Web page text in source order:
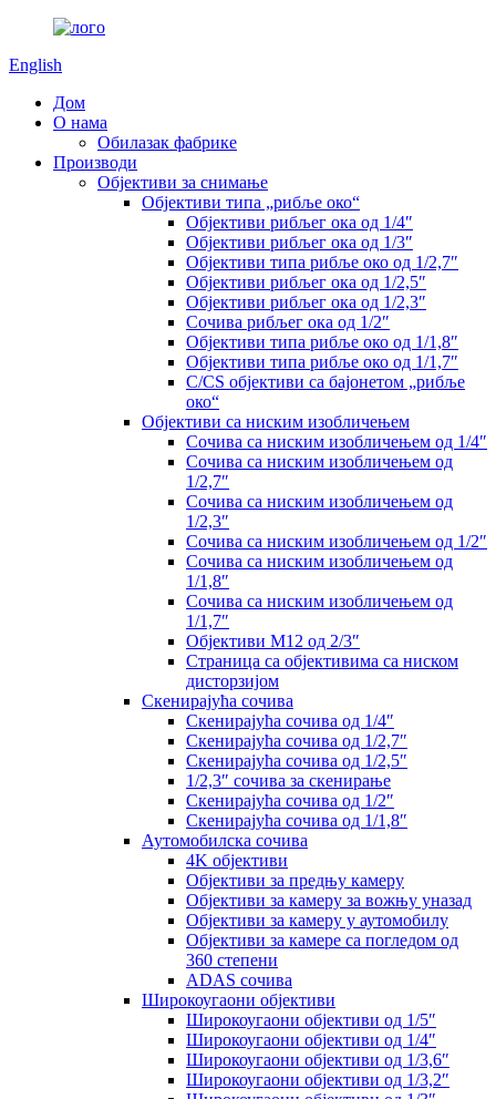
English
Дом
О нама
Обилазак фабрике
Производи
Објективи за снимање
Објективи типа „рибље око“
Објективи рибљег ока од 1/4″
Објективи рибљег ока од 1/3″
Објективи типа рибље око од 1/2,7″
Објективи рибљег ока од 1/2,5″
Објективи рибљег ока од 1/2,3″
Сочива рибљег ока од 1/2″
Објективи типа рибље око од 1/1,8″
Објективи типа рибље око од 1/1,7″
C/CS објективи са бајонетом „рибље
око“
Објективи са ниским изобличењем
Сочива са ниским изобличењем од 1/4″
Сочива са ниским изобличењем од
1/2,7″
Сочива са ниским изобличењем од
1/2,3″
Сочива са ниским изобличењем од 1/2″
Сочива са ниским изобличењем од
1/1,8″
Сочива са ниским изобличењем од
1/1,7″
Објективи M12 од 2/3″
Страница са објективима са ниском
дисторзијом
Скенирајућа сочива
Скенирајућа сочива од 1/4″
Скенирајућа сочива од 1/2,7″
Скенирајућа сочива од 1/2,5″
1/2,3″ сочива за скенирање
Скенирајућа сочива од 1/2″
Скенирајућа сочива од 1/1,8″
Аутомобилска сочива
4K објективи
Објективи за предњу камеру
Објективи за камеру за вожњу уназад
Објективи за камеру у аутомобилу
Објективи за камере са погледом од
360 степени
ADAS сочива
Широкоугаони објективи
Широкоугаони објективи од 1/5″
Широкоугаони објективи од 1/4″
Широкоугаони објективи од 1/3,6″
Широкоугаони објективи од 1/3,2″